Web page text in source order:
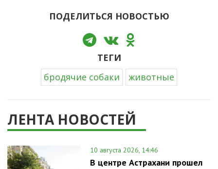
ПОДЕЛИТЬСЯ НОВОСТЬЮ
ТЕГИ
бродячие собаки
животные
ЛЕНТА НОВОСТЕЙ
10 августа 2026, 14:46
В центре Астрахани прошел